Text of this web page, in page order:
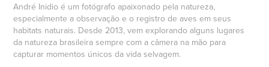
André Inidio é um fotógrafo apaixonado pela natureza,
especialmente a observação e o registro de aves em seus
habitats naturais. Desde 2013, vem explorando alguns lugares
da natureza brasileira sempre com a câmera na mão para
capturar momentos únicos da vida selvagem.